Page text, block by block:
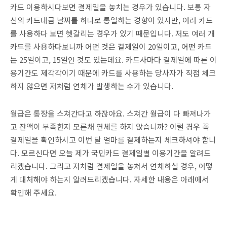
카드 이용하시다보면 결제일을 놓치는 경우가 있습니다. 보통 자
신의 카드대금 날짜를 하나로 통일하는 경향이 있지만, 여러 카드
를 사용하다 보면 헷갈리는 경우가 있기 때문입니다. 저도 여러 개
카드를 사용하다보니까 어떤 것은 결제일이 20일이고, 어떤 카드
는 25일이고, 15일인 것도 있는데요. 카드사마다 결제일에 따른 이
용기간도 제각각이기 때문에 카드를 사용하는 당사자가 직접 체크
하지 않으면 저처럼 연체가 발생하는 수가 있습니다.
월급은 통장을 스쳐간다고 하잖아요. 스쳐간 월급이 다 빠져나가
고 잔액이 부족한지 모른채 연체를 하지 않습니까? 이럴 경우 꼭
결제일을 확인하시고 이번 달 얼마를 결제하는지 체크하셔야 합니
다. 모르신다면 오늘 제가 국민카드 결제일별 이용기간을 알려드
리겠습니다. 그리고 저처럼 결제일을 놓쳐서 연체하실 경우, 어떻
게 대처해야 하는지 알려드리겠습니다. 자세한 내용은 아래에서
확인해 주세요.